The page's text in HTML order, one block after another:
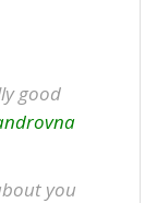
good
you